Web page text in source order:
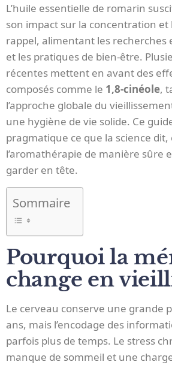
L’huile essentielle de romarin
son impact sur la concentration et
rappel, alimentant les recherches
et les pratiques de bien-être.
récentes mettent en avant des
composés comme le 1,8‑cinéole,
l’approche globale du
une hygiène de vie solide. Ce
pragmatique ce que la science
l’aromathérapie de manière sûre
garder en tête.
Sommaire
Pourquoi la
change en
Le cerveau conserve une grande
ans, mais l’encodage des
parfois plus de temps. Le stress
manque de sommeil et une